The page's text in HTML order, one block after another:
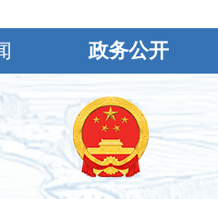
分散性雷阵雨或阵雨，北风3～4
政务公开